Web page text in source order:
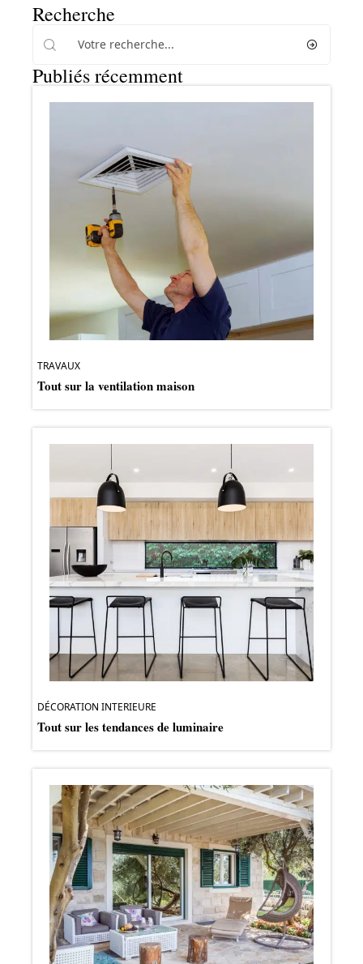
Recherche
Publiés récemment
TRAVAUX
Tout sur la ventilation maison
DÉCORATION INTERIEURE
Tout sur les tendances de luminaire